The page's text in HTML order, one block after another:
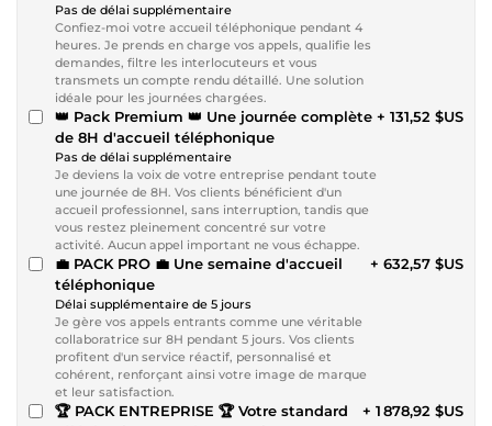
Pas de délai supplémentaire
Confiez-moi votre accueil téléphonique pendant 4
heures. Je prends en charge vos appels, qualifie les
demandes, filtre les interlocuteurs et vous
transmets un compte rendu détaillé. Une solution
idéale pour les journées chargées.
👑 Pack Premium 👑 Une journée complète
de 8H d'accueil téléphonique
Pas de délai supplémentaire
Je deviens la voix de votre entreprise pendant toute
une journée de 8H. Vos clients bénéficient d'un
accueil professionnel, sans interruption, tandis que
vous restez pleinement concentré sur votre
activité. Aucun appel important ne vous échappe.
+ 131,52 $US
💼 PACK PRO 💼 Une semaine d'accueil
téléphonique
Délai supplémentaire de 5 jours
Je gère vos appels entrants comme une véritable
collaboratrice sur 8H pendant 5 jours. Vos clients
profitent d'un service réactif, personnalisé et
cohérent, renforçant ainsi votre image de marque
et leur satisfaction.
+ 632,57 $US
🏆 PACK ENTREPRISE 🏆 Votre standard
+ 1 878,92 $US